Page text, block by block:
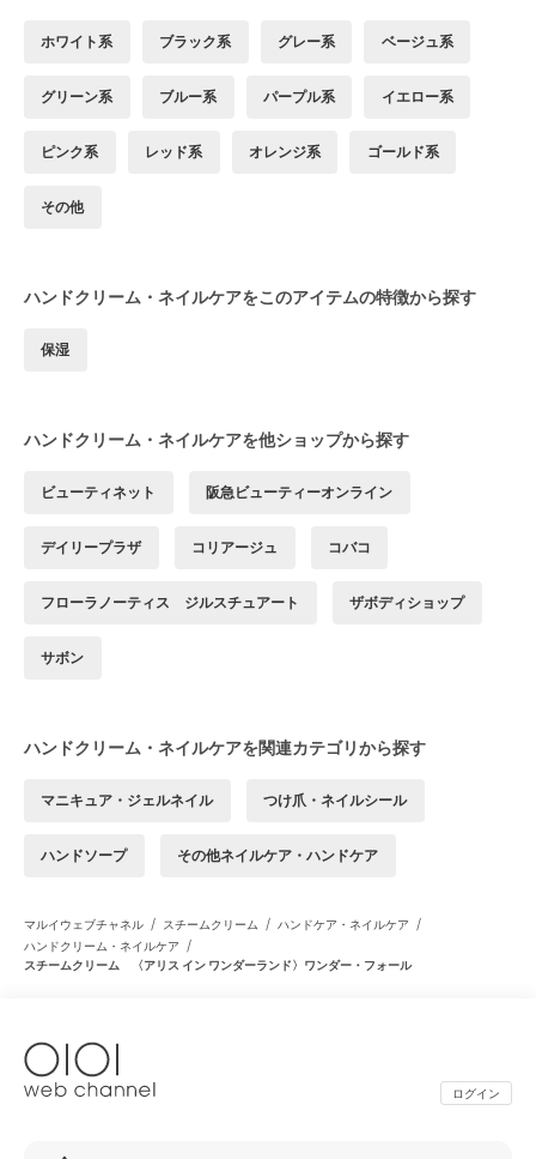
ホワイト系 ブラック系 グレー系 ベージュ系
グリーン系 ブルー系 パープル系 イエロー系
ピンク系 レッド系 オレンジ系 ゴールド系
その他
ハンドクリーム・ネイルケアをこのアイテムの特徴から探す
保湿
ハンドクリーム・ネイルケアを他ショップから探す
ビューティネット 阪急ビューティーオンライン
デイリープラザ コリアージュ コバコ
フローラノーティス ジルスチュアート ザボディショップ
サボン
ハンドクリーム・ネイルケアを関連カテゴリから探す
マニキュア・ジェルネイル つけ爪・ネイルシール
ハンドソープ その他ネイルケア・ハンドケア
マルイウェブチャネル / スチームクリーム / ハンドケア・ネイルケア /
ハンドクリーム・ネイルケア /
スチームクリーム 〈アリス イン ワンダーランド〉ワンダー・フォール
ログイン